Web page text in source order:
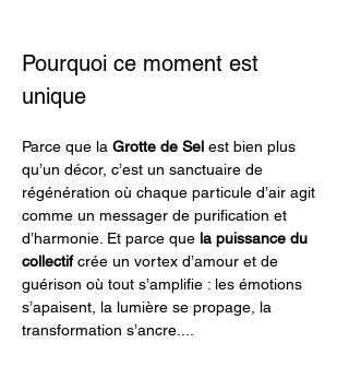
Pourquoi ce moment est
unique
Parce que la Grotte de Sel est bien plus
qu’un décor, c’est un sanctuaire de
régénération où chaque particule d’air agit
comme un messager de purification et
d’harmonie. Et parce que la puissance du
collectif crée un vortex d’amour et de
guérison où tout s’amplifie : les émotions
s’apaisent, la lumière se propage, la
transformation s’ancre....